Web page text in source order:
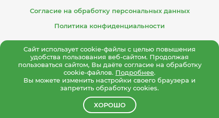
Согласие на обработку персональных данных
Политика конфиденциальности
Сайт использует cookie-файлы с целью повышения
удобства пользования веб-сайтом. Продолжая
пользоваться сайтом, Вы даёте согласие на обработку
cookie-файлов. Подробнее.
Вы можете изменить настройки своего браузера и
запретить обработку cookies.
ХОРОШО